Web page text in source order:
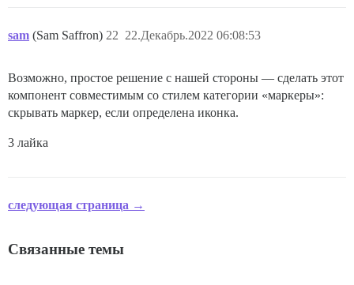
sam (Sam Saffron) 22.Декабрь.2022 06:08:53
22
Возможно, простое решение с нашей стороны — сделать этот
компонент совместимым со стилем категории «маркеры»:
скрывать маркер, если определена иконка.
3 лайка
следующая страница →
Связанные темы